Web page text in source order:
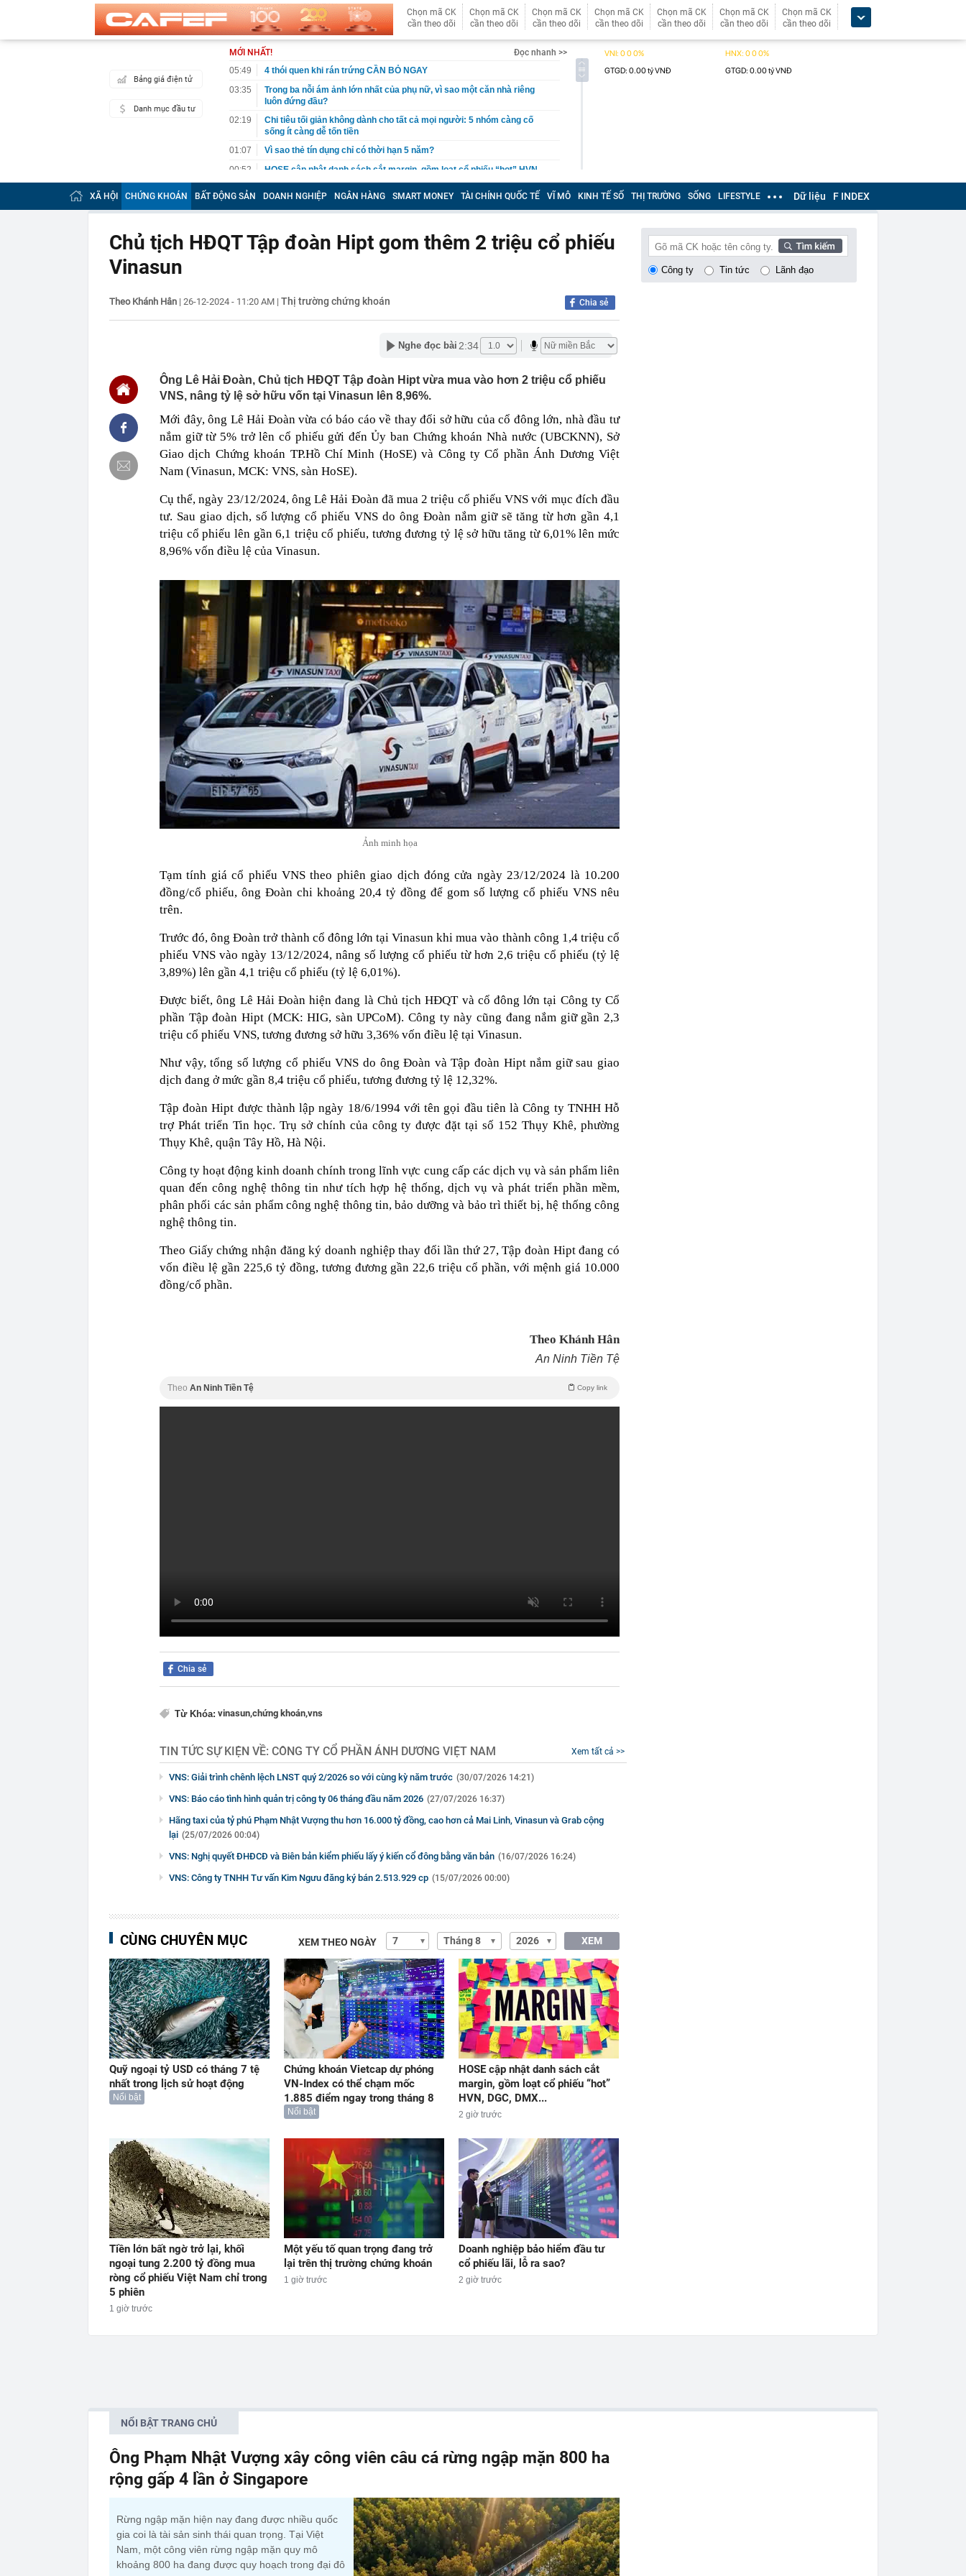
Chọn mã CK
cần theo dõi
Chọn mã CK
cần theo dõi
Chọn mã CK
cần theo dõi
Chọn mã CK
cần theo dõi
Chọn mã CK
cần theo dõi
Chọn mã CK
cần theo dõi
Chọn mã CK
cần theo dõi
Bảng giá điện tử
Danh mục đầu tư
MỚI NHẤT!
Đọc nhanh >>
05:49
4 thói quen khi rán trứng CẦN BỎ NGAY
03:35
Trong ba nỗi ám ảnh lớn nhất của phụ nữ, vì sao một căn nhà riêng
luôn đứng đầu?
02:19
Chi tiêu tối giản không dành cho tất cả mọi người: 5 nhóm càng cố
sống ít càng dễ tốn tiền
01:07
Vì sao thẻ tín dụng chỉ có thời hạn 5 năm?
00:52
HOSE cập nhật danh sách cắt margin, gồm loạt cổ phiếu “hot” HVN,
DGC, DMX...
00:12
Tiền lớn bất ngờ trở lại, khối ngoại tung 2.200 tỷ đồng mua ròng cổ
phiếu Việt Nam chỉ trong 5 phiên
tỷ USD
Nam ca sĩ rao bán biệt thự 9 phòng ngủ ở TP.HCM giá gốc 600 tỷ, giảm
còn 400 tỷ
Trấn Thành công bố phim Tết 2027, nghe tên ai cũng quả quyết “chắc
22:56
Vì sao ngày càng nhiều gia đình không còn phơi quần áo ở ban công?
Vài mét vuông ngoài trời đang được dùng theo 1 cách rất khác
22:48
5 LOẠI rau quen thuộc có khả năng tích tụ kim loại nặng, người Việt
nên cẩn thận nguồn gốc trước khi sử dụng
22:28
CHÍNH THỨC: Lịch đi học trở lại của học sinh 34 tỉnh, thành phố sau kỳ
Vì sao đồ ăn Việt hầu như món nào cũng có hành lá?
22:07
Không cần tặng quà, 5 câu nói này đủ sức khiến mối quan hệ phụ
huynh - giáo viên gắn bó khăng khít, con trẻ được hưởng lợi!
22:03
Ukraine tập kích Crimea, phá hủy hệ thống phòng không 15 triệu USD
của Nga
22:02
21:51
Một ô tô biển 29A "dính" gần 100 lần phạt nguội do chạy quá tốc độ quy
định: Riêng tháng 7/2026 vi phạm 21 lần
XÃ HỘI CHỨNG KHOÁN BẤT ĐỘNG SẢN DOANH NGHIỆP NGÂN HÀNG SMART MONEY TÀI CHÍNH QUỐC TẾ VĨ MÔ KINH TẾ SỐ THỊ TRƯỜNG SỐNG LIFESTYLE Dữ liệu F INDEX
Chủ tịch HĐQT Tập đoàn Hipt gom thêm 2 triệu cổ phiếu
Vinasun
Theo Khánh Hân | 26-12-2024 - 11:20 AM | Thị trường chứng khoán Chia sẻ
Nghe đọc bài 2:34
Ông Lê Hải Đoàn, Chủ tịch HĐQT Tập đoàn Hipt vừa mua vào hơn 2 triệu cổ phiếu
VNS, nâng tỷ lệ sở hữu vốn tại Vinasun lên 8,96%.
Mới đây, ông Lê Hải Đoàn vừa có báo cáo về thay đổi sở hữu của cổ đông lớn, nhà đầu tư
nắm giữ từ 5% trở lên cổ phiếu gửi đến Ủy ban Chứng khoán Nhà nước (UBCKNN), Sở
Giao dịch Chứng khoán TP.Hồ Chí Minh (HoSE) và Công ty Cổ phần Ánh Dương Việt
Nam (Vinasun, MCK: VNS, sàn HoSE).
Cụ thể, ngày 23/12/2024, ông Lê Hải Đoàn đã mua 2 triệu cổ phiếu VNS với mục đích đầu
tư. Sau giao dịch, số lượng cổ phiếu VNS do ông Đoàn nắm giữ sẽ tăng từ hơn gần 4,1
triệu cổ phiếu lên gần 6,1 triệu cổ phiếu, tương đương tỷ lệ sở hữu tăng từ 6,01% lên mức
8,96% vốn điều lệ của Vinasun.
Ảnh minh họa
Tạm tính giá cổ phiếu VNS theo phiên giao dịch đóng cửa ngày 23/12/2024 là 10.200
đồng/cổ phiếu, ông Đoàn chi khoảng 20,4 tỷ đồng để gom số lượng cổ phiếu VNS nêu
trên.
Trước đó, ông Đoàn trở thành cổ đông lớn tại Vinasun khi mua vào thành công 1,4 triệu cổ
phiếu VNS vào ngày 13/12/2024, nâng số lượng cổ phiếu từ hơn 2,6 triệu cổ phiếu (tỷ lệ
3,89%) lên gần 4,1 triệu cổ phiếu (tỷ lệ 6,01%).
Được biết, ông Lê Hải Đoàn hiện đang là Chủ tịch HĐQT và cổ đông lớn tại Công ty Cổ
phần Tập đoàn Hipt (MCK: HIG, sàn UPCoM). Công ty này cũng đang nắm giữ gần 2,3
triệu cổ phiếu VNS, tương đương sở hữu 3,36% vốn điều lệ tại Vinasun.
Như vậy, tổng số lượng cổ phiếu VNS do ông Đoàn và Tập đoàn Hipt nắm giữ sau giao
dịch đang ở mức gần 8,4 triệu cổ phiếu, tương đương tỷ lệ 12,32%.
Tập đoàn Hipt được thành lập ngày 18/6/1994 với tên gọi đầu tiên là Công ty TNHH Hỗ
trợ Phát triển Tin học. Trụ sở chính của công ty được đặt tại số 152 Thụy Khê, phường
Thụy Khê, quận Tây Hồ, Hà Nội.
Công ty hoạt động kinh doanh chính trong lĩnh vực cung cấp các dịch vụ và sản phẩm liên
quan đến công nghệ thông tin như tích hợp hệ thống, dịch vụ và phát triển phần mềm,
phân phối các sản phẩm công nghệ thông tin, bảo dưỡng và bảo trì thiết bị, hệ thống công
nghệ thông tin.
Theo Giấy chứng nhận đăng ký doanh nghiệp thay đổi lần thứ 27, Tập đoàn Hipt đang có
vốn điều lệ gần 225,6 tỷ đồng, tương đương gần 22,6 triệu cổ phần, với mệnh giá 10.000
đồng/cổ phần.
Theo Khánh Hân
An Ninh Tiền Tệ
Theo An Ninh Tiền Tệ Copy link
Chia sẻ
Từ Khóa: vinasun,chứng khoán,vns
TIN TỨC SỰ KIỆN VỀ: CÔNG TY CỔ PHẦN ÁNH DƯƠNG VIỆT NAM Xem tất cả >>
VNS: Giải trình chênh lệch LNST quý 2/2026 so với cùng kỳ năm trước (30/07/2026 14:21)
VNS: Báo cáo tình hình quản trị công ty 06 tháng đầu năm 2026 (27/07/2026 16:37)
Hãng taxi của tỷ phú Phạm Nhật Vượng thu hơn 16.000 tỷ đồng, cao hơn cả Mai Linh, Vinasun và Grab cộng
lại (25/07/2026 00:04)
VNS: Nghị quyết ĐHĐCĐ và Biên bản kiểm phiếu lấy ý kiến cổ đông bằng văn bản (16/07/2026 16:24)
VNS: Công ty TNHH Tư vấn Kim Ngưu đăng ký bán 2.513.929 cp (15/07/2026 00:00)
CÙNG CHUYÊN MỤC XEM THEO NGÀY XEM
Quỹ ngoại tỷ USD có tháng 7 tệ
nhất trong lịch sử hoạt động
Nổi bật
Chứng khoán Vietcap dự phóng
VN-Index có thể chạm mốc
1.885 điểm ngay trong tháng 8
Nổi bật
HOSE cập nhật danh sách cắt
margin, gồm loạt cổ phiếu “hot”
HVN, DGC, DMX...
2 giờ trước
Tiền lớn bất ngờ trở lại, khối
ngoại tung 2.200 tỷ đồng mua
ròng cổ phiếu Việt Nam chỉ trong
5 phiên
1 giờ trước
Một yếu tố quan trọng đang trở
lại trên thị trường chứng khoán
1 giờ trước
Doanh nghiệp bảo hiểm đầu tư
cổ phiếu lãi, lỗ ra sao?
2 giờ trước
Công ty Tin tức Lãnh đạo
NỔI BẬT TRANG CHỦ
Ông Phạm Nhật Vượng xây công viên câu cá rừng ngập mặn 800 ha
rộng gấp 4 lần ở Singapore
Rừng ngập mặn hiện nay đang được nhiều quốc
gia coi là tài sản sinh thái quan trọng. Tại Việt
Nam, một công viên rừng ngập mặn quy mô
khoảng 800 ha đang được quy hoạch trong đại đô